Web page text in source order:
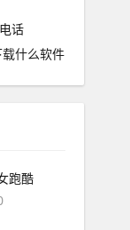
话
什么软件
跑酷